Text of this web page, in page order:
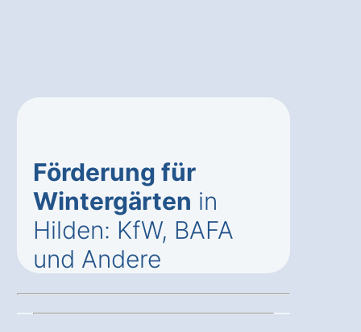
Förderung für
Wintergärten in
Hilden: KfW, BAFA
und Andere